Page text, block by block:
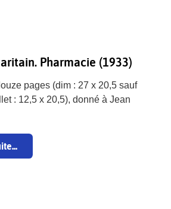
Pharmacie (1933)
pages (dim : 27 x 20,5 sauf
: 12,5 x 20,5), donné à Jean